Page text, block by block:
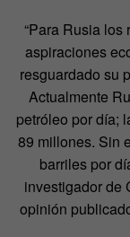
“Para Rusia los
aspiraciones
resguardado su
Actualmente
petróleo por día;
89 millones. Sin
barriles por
investigador de
opinión